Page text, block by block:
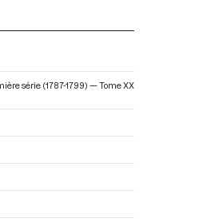
série (1787-1799) — Tome XX